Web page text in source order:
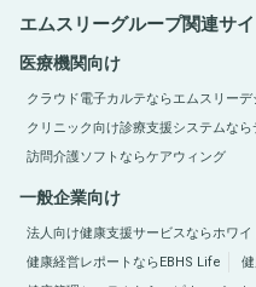
エムスリーグループ関連サイ
医療機関向け
クラウド電子カルテならエムスリーデ
クリニック向け診療支援システムな
訪問介護ソフトならケアウィング
一般企業向け
法人向け健康支援サービスならホワ
健康経営レポートならEBHS Life